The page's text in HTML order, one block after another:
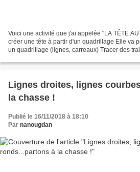
Voici une activité que j'ai appelée "LA TÊTE
créer une tête à partir d'un quadrillage Elle va
un quadrillage (lignes, carreaux) Tracer des
Lignes droites, lignes
la chasse !
Publié le 16/11/2018 à 18:10
Par nanougdan